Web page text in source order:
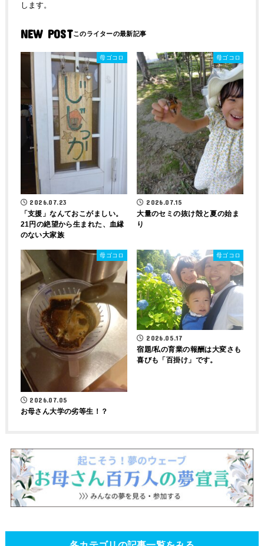
します。
NEW POST
母ゴコロ
2026.07.23
「支援」なんておこがましい。
21円の絶望から生まれた、血縁
のない大家族
母ゴコロ
2026.07.15
大量のセミの抜け殻と夏の始ま
り
母ゴコロ
2026.07.05
お母さん大学の劣等生！？
母ゴコロ
2026.05.17
宿題/私の育業の報酬は大変さも
喜びも「百掛け」です。